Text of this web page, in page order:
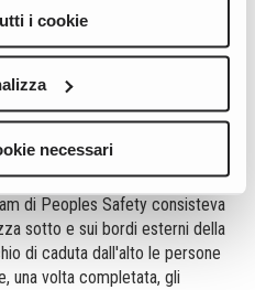
i cookie
necessari
per mettere alla prova la
".
Edinburgh Military Tattoo
la tribuna, i lavori di
a più livelli, che servivano come
per l'installazione dei singoli
di Peoples Safety consisteva
sotto e sui bordi esterni della
di caduta dall'alto le persone
una volta completata, gli